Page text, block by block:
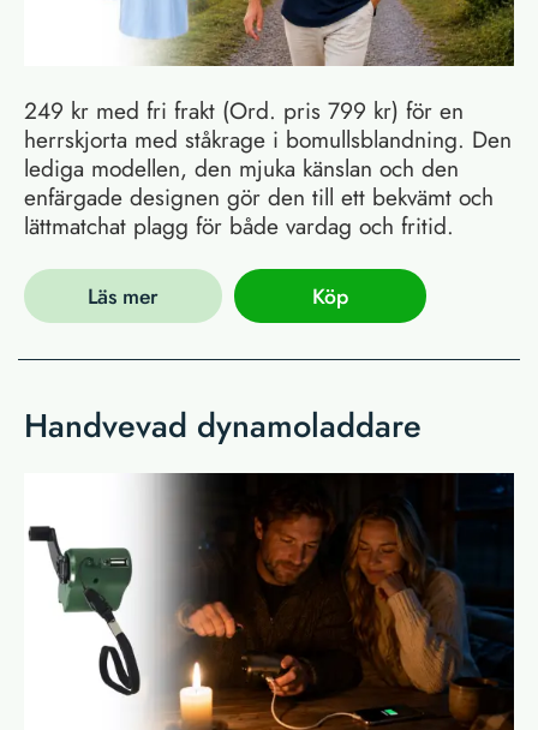
249 kr med fri frakt (Ord. pris 799 kr) för en
herrskjorta med ståkrage i bomullsblandning. Den
lediga modellen, den mjuka känslan och den
enfärgade designen gör den till ett bekvämt och
lättmatchat plagg för både vardag och fritid.
Läs mer Köp
Handvevad dynamoladdare